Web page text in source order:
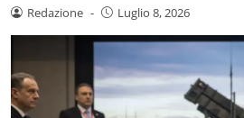
Redazione - Luglio 8, 2026